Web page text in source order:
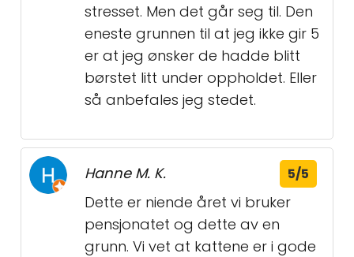
stresset. Men det går seg til. Den
eneste grunnen til at jeg ikke gir 5
er at jeg ønsker de hadde blitt
børstet litt under oppholdet. Eller
så anbefales jeg stedet.
Hanne M. K. 5/5
Dette er niende året vi bruker
pensjonatet og dette av en
grunn. Vi vet at kattene er i gode